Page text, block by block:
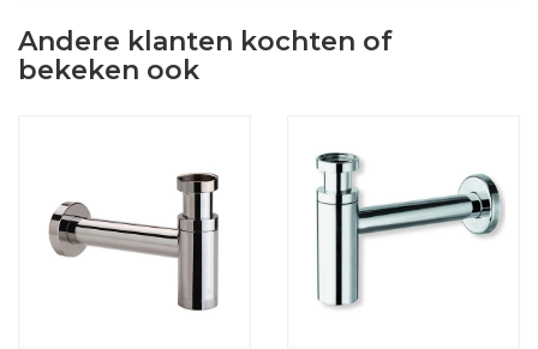
Andere klanten kochten of
bekeken ook